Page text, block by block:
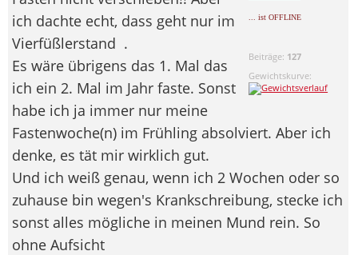
... ist OFFLINE
Beiträge: 127
Gewichtskurve:
ich dachte echt, dass geht nur im
Vierfüßlerstand .
Es wäre übrigens das 1. Mal das
ich ein 2. Mal im Jahr faste. Sonst
habe ich ja immer nur meine
Fastenwoche(n) im Frühling absolviert. Aber ich
denke, es tät mir wirklich gut.
Und ich weiß genau, wenn ich 2 Wochen oder so
zuhause bin wegen's Krankschreibung, stecke ich
sonst alles mögliche in meinen Mund rein. So
ohne Aufsicht